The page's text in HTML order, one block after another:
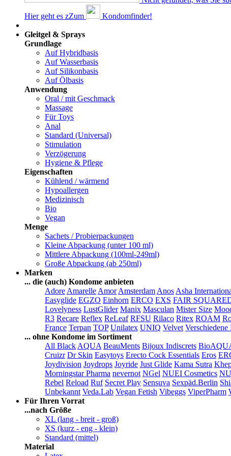
Hier geht es zZum
Kondomfinder!
Gleitgel & Sprays
Grundlage
Auf Hybridbasis
Auf Wasserbasis
Auf Silikonbasis
Auf Ölbasis
Anwendung
Oral / mit Geschmack
Massage
Für Toys
Anal
Standard (Universal)
Stimulation
Verzögerung
Hygiene & Pflege
Eigenschaften
Kühlend / wärmend
Hypoallergen
Medizinisch
Bio
Vegan
Menge
Sachets / Probierpackungen
Kleine Abpackung (unter 100 ml)
Mittlere Abpackung (100ml-249ml)
Große Abpackung (ab 250ml)
Marken
... die (auch) Kondome anbieten
Adore Amarelle Amor Amsterdam Anos Asha
Easyglide EGZO Einhorn ERCO EXS FAIR
Lovelyness LustGlider Manix Masculan Mister Size
R3 Recare Reflex ReLeaf RFSU Rilaco Ritex ROAM
France Terpan TOP Unilatex UNIQ Velvet Verschiedene
... ohne Kondome im Sortiment
All Black AQUA BeauMents Bijoux Indiscrets
Cruizr Dr Skin Easytoys Erecto Cock Essentials Eros
Joydivision Joydrops Joyride Just Glide Kama Sutra
Morningstar Pharma nevernot NGel NUEI Cosmetics
Rebel Reload Ruf Secret Play Sensuva Sexpäd.Berlin
Unbekannt Veda.Lab Vegan Fetish Vibeggs ViperPharm
Für Ihren Vorrat
...nach Größe
XL (lang - breit - groß)
XS (kurz - eng - klein)
Standard (mittel)
Material